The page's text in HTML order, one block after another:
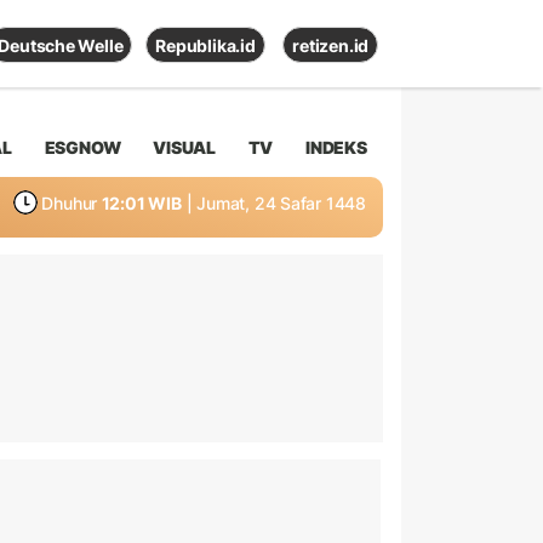
Deutsche Welle Republika.id retizen.id
ESGNOW VISUAL TV INDEKS
Dhuhur 12:01 WIB | Jumat, 24 Safar 1448